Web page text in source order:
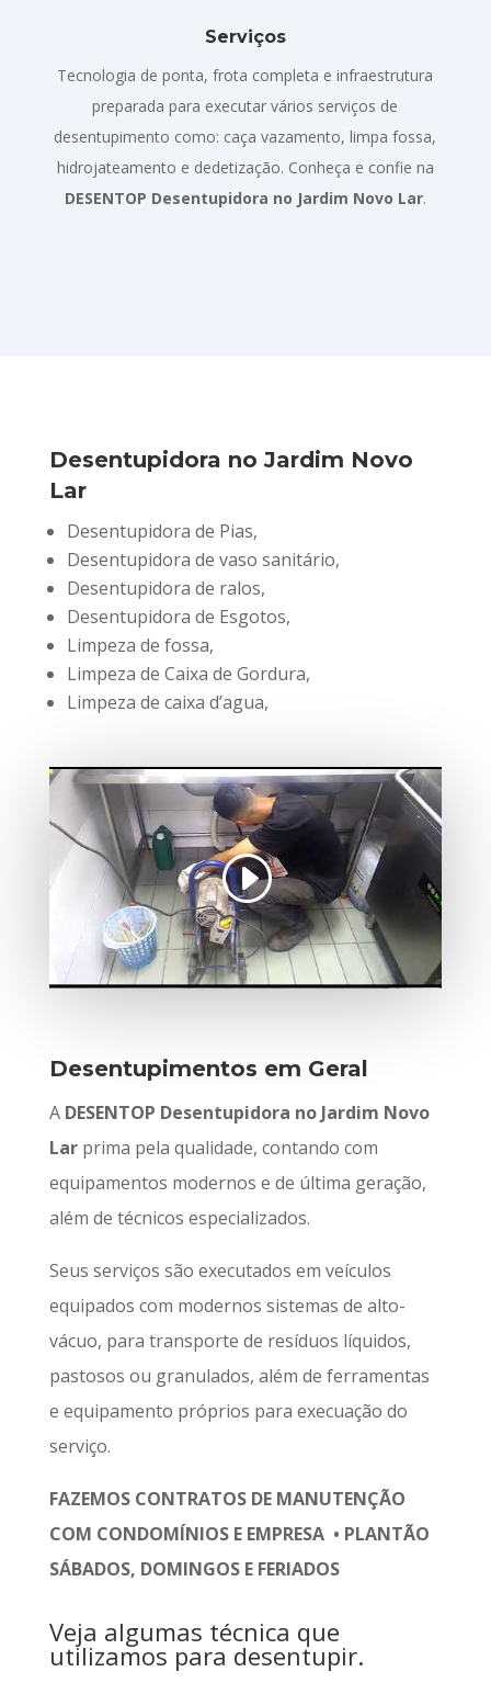
Serviços
Tecnologia de ponta, frota completa e infraestrutura
preparada para executar vários serviços de
desentupimento como: caça vazamento, limpa fossa,
hidrojateamento e dedetização. Conheça e confie na
DESENTOP Desentupidora no Jardim Novo Lar.
Desentupidora no Jardim Novo
Lar
Desentupidora de Pias,
Desentupidora de vaso sanitário,
Desentupidora de ralos,
Desentupidora de Esgotos,
Limpeza de fossa,
Limpeza de Caixa de Gordura,
Limpeza de caixa d’agua,
Desentupimentos em Geral
A DESENTOP Desentupidora no Jardim Novo
Larprima pela qualidade, contando com
equipamentos modernos e de última geração,
além de técnicos especializados.
Seus serviços são executados em veículos
equipados com modernos sistemas de alto-
vácuo, para transporte de resíduos líquidos,
pastosos ou granulados, além de ferramentas
e equipamento próprios para execuação do
serviço.
FAZEMOS CONTRATOS DE MANUTENÇÃO
COM CONDOMÍNIOS E EMPRESA • PLANTÃO
SÁBADOS, DOMINGOS E FERIADOS
Veja algumas técnica que
utilizamos para desentupir.